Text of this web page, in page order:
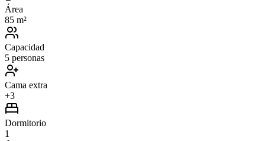
Área
85 m²
Capacidad
5 personas
Cama extra
+3
Dormitorio
1